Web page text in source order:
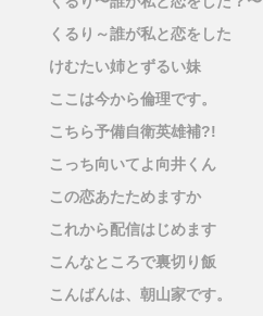
くるり～誰が私と恋をした
けむたい姉とずるい妹
ここは今から倫理です。
こちら予備自衛英雄補?!
こっち向いてよ向井くん
この恋あたためますか
これから配信はじめます
こんなところで裏切り飯
こんばんは、朝山家です。